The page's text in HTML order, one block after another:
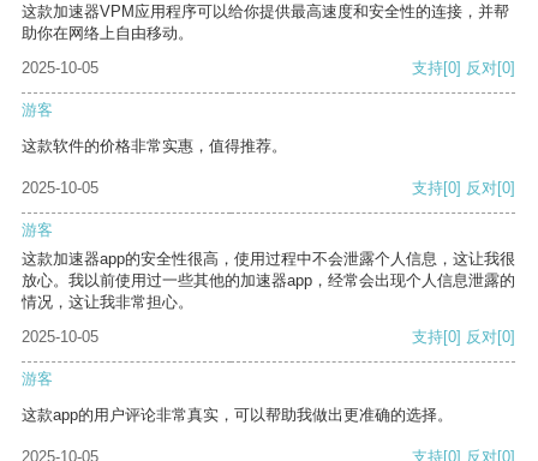
这款加速器VPM应用程序可以给你提供最高速度和安全性的连接，并帮
助你在网络上自由移动。
2025-10-05
支持[0] 反对[0]
游客
这款软件的价格非常实惠，值得推荐。
2025-10-05 支持[0] 反对[0]
游客
这款加速器app的安全性很高，使用过程中不会泄露个人信息，这让我很
放心。我以前使用过一些其他的加速器app，经常会出现个人信息泄露的
情况，这让我非常担心。
2025-10-05
支持[0] 反对[0]
游客
这款app的用户评论非常真实，可以帮助我做出更准确的选择。
2025-10-05 支持[0] 反对[0]